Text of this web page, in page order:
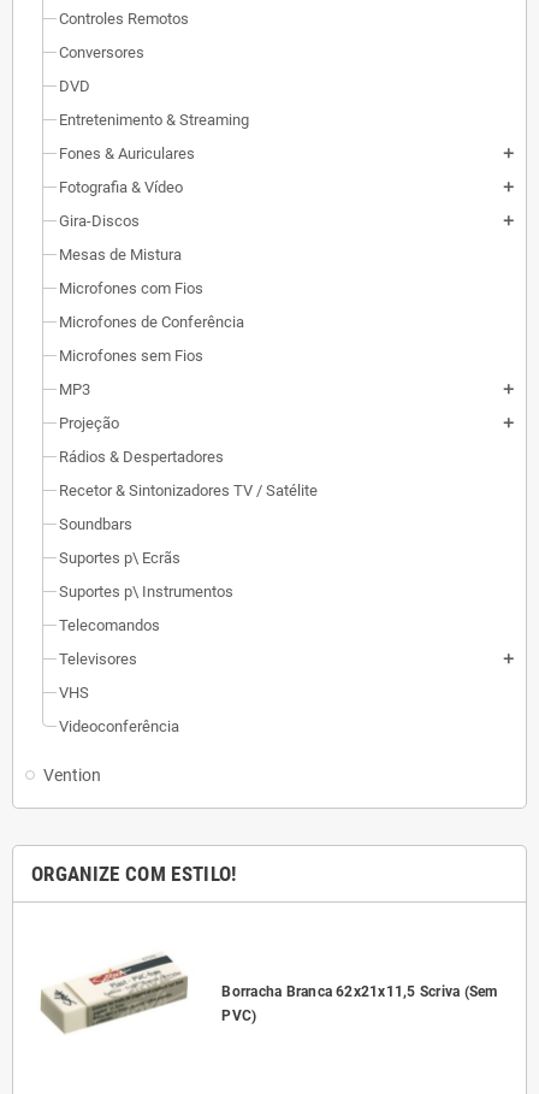
Controles Remotos
Conversores
DVD
Entretenimento & Streaming
Fones & Auriculares
add
Fotografia & Vídeo add
Gira-Discos add
Mesas de Mistura
Microfones com Fios
Microfones de Conferência
Microfones sem Fios
MP3
add
Projeção add
Rádios & Despertadores
Recetor & Sintonizadores TV / Satélite
Soundbars
Suportes p\ Ecrãs
Suportes p\ Instrumentos
Telecomandos
Televisores
add
VHS
Videoconferência
Vention
ORGANIZE COM ESTILO!
Borracha Branca 62x21x11,5 Scriva (Sem
PVC)